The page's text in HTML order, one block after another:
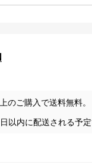
のご購入で送料無料。
以内に配送される予